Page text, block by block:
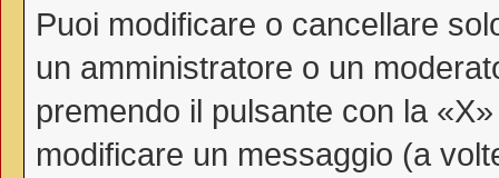
Puoi modificare o cancellare
un amministratore o un
premendo il pulsante con la
modificare un messaggio (a